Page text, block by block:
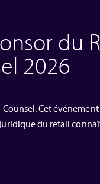
du
2026
Counsel. Cet
du retail